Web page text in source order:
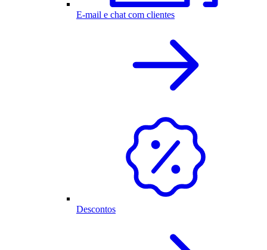
E-mail e chat com clientes
Descontos